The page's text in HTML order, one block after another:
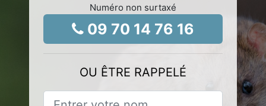
Numéro non surtaxé
09 70 14 76 16
OU ÊTRE RAPPELÉ